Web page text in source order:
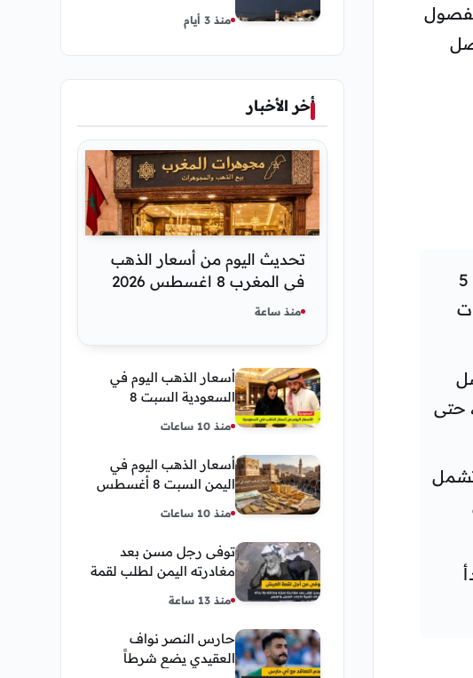
وعلى الرغم من أن الفصل الدراسي الثاني بدأ منذ أقل من شهر تقريبًا، بالتحديد يوم 5
حيث ستستمر عشرة أيام بالتمام، ومن المقرر بدءها في 6/1/2022، حتى
تشمل
صاعقة رعدية خلال مناسبة
اجتماعية
منذ 3 أيام
أخر الأخبار
تحديث اليوم من أسعار الذهب
في المغرب 8 اغسطس 2026
كم عسر الجنية الذهب
منذ ساعة
أسعار الذهب اليوم في
السعودية السبت 8
مباشر
منذ 10 ساعات
أسعار الذهب اليوم في
اليمن السبت 8 أغسطس
وعدن
منذ 10 ساعات
توفى رجل مسن بعد
مغادرته اليمن لطلب لقمة
يقدمها لإبنته
منذ 13 ساعة
حارس النصر نواف
العقيدي يضع شرطاً